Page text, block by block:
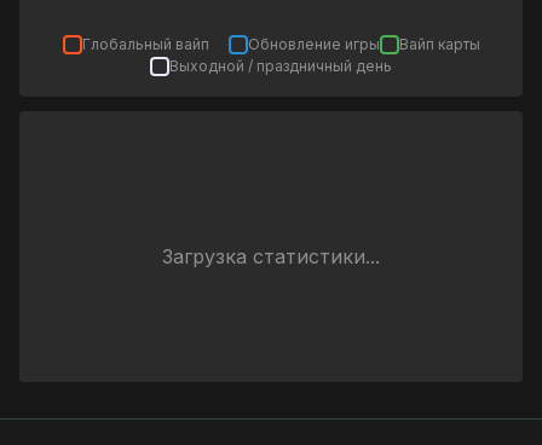
Глобальный вайп Обновление игры
Вайп карты
Выходной / праздничный день
Загрузка статистики...